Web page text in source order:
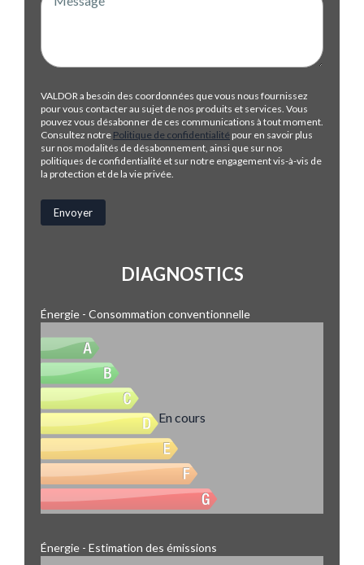
VALDOR a besoin des coordonnées que vous nous fournissez
pour vous contacter au sujet de nos produits et services. Vous
pouvez vous désabonner de ces communications à tout moment.
Consultez notre Politique de confidentialité pour en savoir plus
sur nos modalités de désabonnement, ainsi que sur nos
politiques de confidentialité et sur notre engagement vis-à-vis de
la protection et de la vie privée.
DIAGNOSTICS
Énergie - Consommation conventionnelle
En cours
Énergie - Estimation des émissions